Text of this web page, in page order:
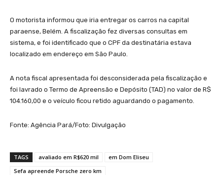
O motorista informou que iria entregar os carros na capital
paraense, Belém. A fiscalização fez diversas consultas em
sistema, e foi identificado que o CPF da destinatária estava
localizado em endereço em São Paulo.
A nota fiscal apresentada foi desconsiderada pela fiscalização e
foi lavrado o Termo de Apreensão e Depósito (TAD) no valor de R$
104.160,00 e o veículo ficou retido aguardando o pagamento.
Fonte: Agência Pará/Foto: Divulgação
TAGS avaliado em R$620 mil
em Dom Eliseu
Sefa apreende Porsche zero km